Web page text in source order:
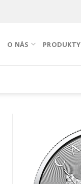
O NÁS PRODUKTY